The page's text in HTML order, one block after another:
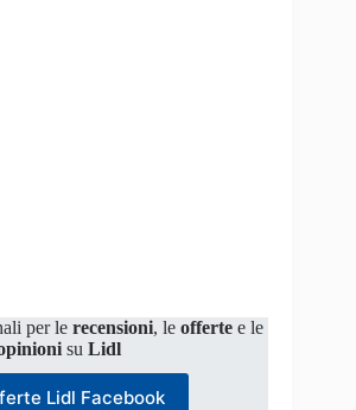
per lerecensioni, leoffertee le
su Lidl
Lidl Facebook